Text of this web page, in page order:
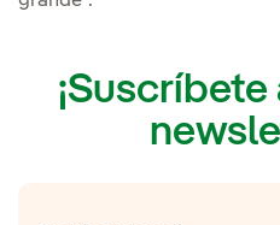
¡Suscríbete